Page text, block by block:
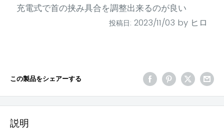
充電式で首の挟み具合を調整出来るのが良い
投稿日: 2023/11/03 by ヒロ
この製品をシェアーする
説明